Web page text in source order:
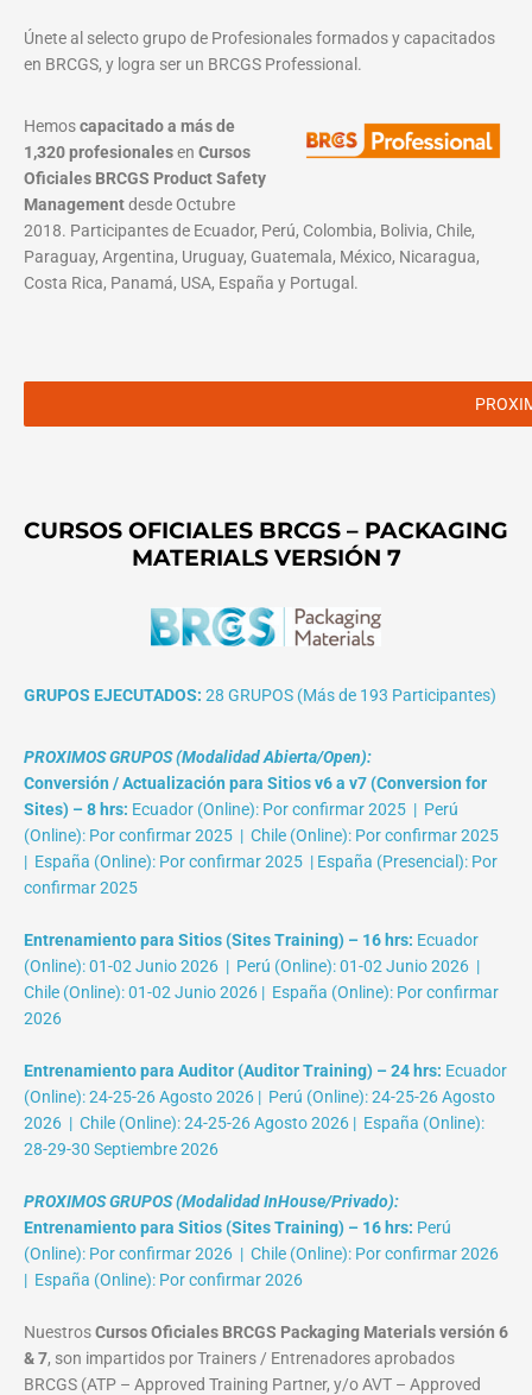
Únete al selecto grupo de Profesionales formados y capacitados
en BRCGS, y logra ser un BRCGS Professional.
Hemoscapacitado a más de
1,320 profesionalesen Cursos
Oficiales BRCGS Product Safety
Managementdesde Octubre
2018. Participantes de Ecuador, Perú, Colombia, Bolivia, Chile,
Paraguay, Argentina, Uruguay, Guatemala, México, Nicaragua,
Costa Rica, Panamá, USA, España y Portugal.
CURSOS OFICIALES BRCGS – PACKAGING
MATERIALS VERSIÓN 7
GRUPOS EJECUTADOS: 28 GRUPOS (Más de 193 Participantes)
PROXIMOS GRUPOS (Modalidad Abierta/Open):
Conversión / Actualización para Sitios v6 a v7 (Conversion for
Sites) – 8 hrs: Ecuador (Online): Por confirmar 2025 | Perú
(Online): Por confirmar 2025 | Chile (Online): Por confirmar 2025
| España (Online): Por confirmar 2025 | España (Presencial): Por
confirmar 2025
Entrenamiento para Sitios (Sites Training) – 16 hrs: Ecuador
(Online): 01-02 Junio 2026 | Perú (Online): 01-02 Junio 2026 |
Chile (Online): 01-02 Junio 2026 | España (Online): Por confirmar
2026
Entrenamiento para Auditor (Auditor Training) – 24 hrs: Ecuador
(Online): 24-25-26 Agosto 2026 | Perú (Online): 24-25-26 Agosto
2026 | Chile (Online): 24-25-26 Agosto 2026 | España (Online):
28-29-30 Septiembre 2026
PROXIMOS GRUPOS (Modalidad InHouse/Privado):
Entrenamiento para Sitios (Sites Training) – 16 hrs: Perú
(Online): Por confirmar 2026 | Chile (Online): Por confirmar 2026
| España (Online): Por confirmar 2026
NuestrosCursos Oficiales BRCGS Packaging Materials versión 6
& 7, son impartidos por Trainers / Entrenadores aprobados
BRCGS (ATP – Approved Training Partner, y/o AVT – Approved